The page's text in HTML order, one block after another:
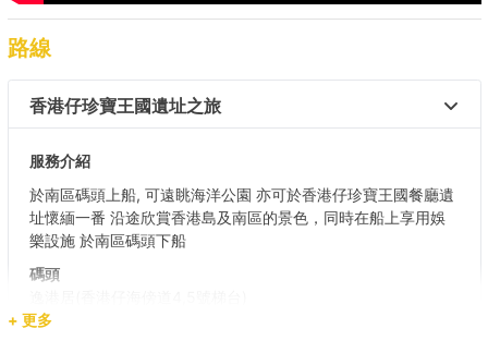
路線
香港仔珍寶王國遺址之旅
服務介紹
於南區碼頭上船, 可遠眺海洋公園 亦可於香港仔珍寶王國餐廳遺
址懷緬一番 沿途欣賞香港島及南區的景色，同時在船上享用娛
樂設施 於南區碼頭下船
碼頭
目的地
+ 更多